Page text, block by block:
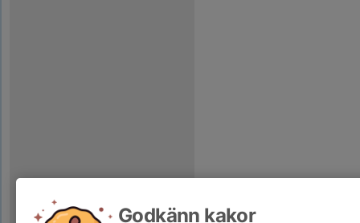
Godkänn kakor